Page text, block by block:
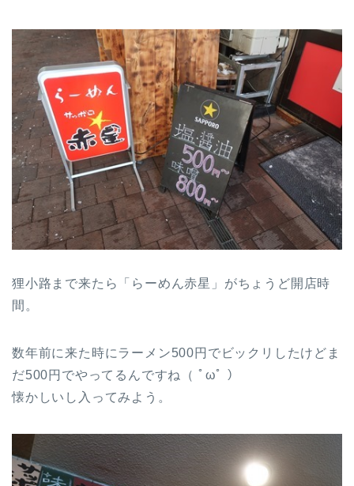
狸小路まで来たら「らーめん赤星」がちょうど開店時
間。
数年前に来た時にラーメン500円でビックリしたけどま
だ500円でやってるんですね（ ﾟωﾟ ）
懐かしいし入ってみよう。